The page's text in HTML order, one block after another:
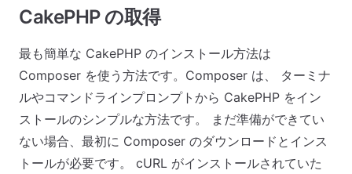
CakePHP の取得
最も簡単な CakePHP のインストール方法は
Composer を使う方法です。Composer は、 ターミナ
ルやコマンドラインプロンプトから CakePHP をイン
ストールのシンプルな方法です。 まだ準備ができてい
ない場合、最初に Composer のダウンロードとインス
トールが必要です。 cURL がインストールされていた